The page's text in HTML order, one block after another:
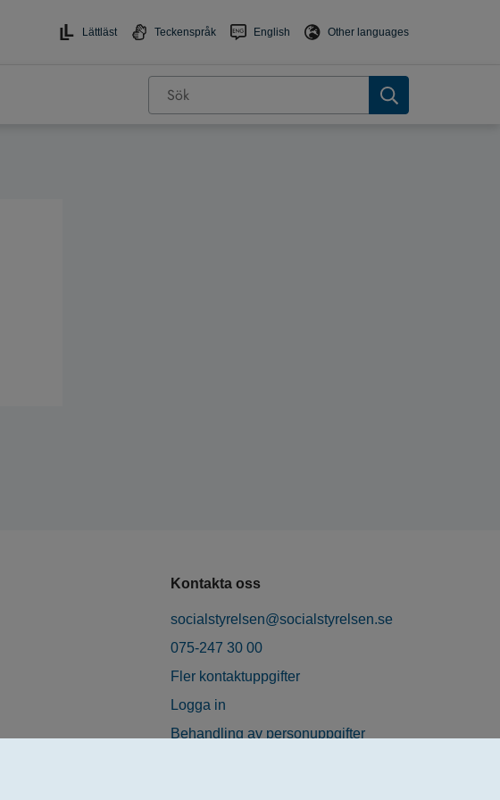
Lättläst Teckenspråk English Other languages
Kontakta oss
socialstyrelsen@socialstyrelsen.se
075-247 30 00
Fler kontaktuppgifter
Logga in
Behandling av personuppgifter